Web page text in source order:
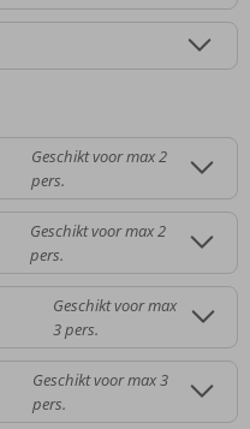
Geschikt voor max 2
pers.
Geschikt voor max 2
pers.
Geschikt voor max
3 pers.
Geschikt voor max 3
pers.